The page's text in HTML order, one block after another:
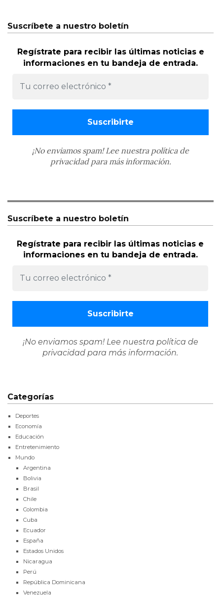
Suscríbete a nuestro boletín
Regístrate para recibir las últimas noticias e
informaciones en tu bandeja de entrada.
¡No enviamos spam! Lee nuestra política de
privacidadpara más información.
Suscríbete a nuestro boletín
Regístrate para recibir las últimas noticias e
informaciones en tu bandeja de entrada.
¡No enviamos spam! Lee nuestra política de
privacidad para más información.
Categorías
Deportes
Economía
Educación
Entretenimiento
Mundo
Argentina
Bolivia
Brasil
Chile
Colombia
Cuba
Ecuador
España
Estados Unidos
Nicaragua
Perú
República Dominicana
Venezuela